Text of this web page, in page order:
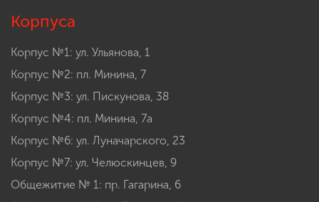
Корпуса
Корпус №1: ул. Ульянова, 1
Корпус №2: пл. Минина, 7
Корпус №3: ул. Пискунова, 38
Корпус №4: пл. Минина, 7а
Корпус №6: ул. Луначарского, 23
Корпус №7: ул. Челюскинцев, 9
Общежитие № 1: пр. Гагарина, 6